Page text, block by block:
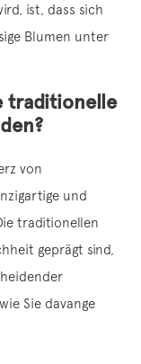
ist, dass sich
Blumen unter
traditionelle
von
und
traditionellen
geprägt sind,
Sie davange